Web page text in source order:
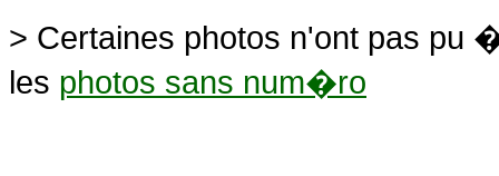
> Certaines photos n'ont pas
les photos sans num�ro